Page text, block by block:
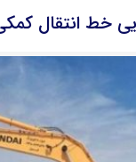
خط انتقال